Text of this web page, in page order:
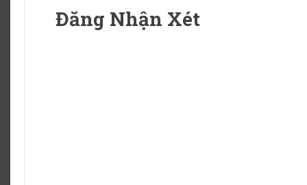
Đăng Nhận Xét